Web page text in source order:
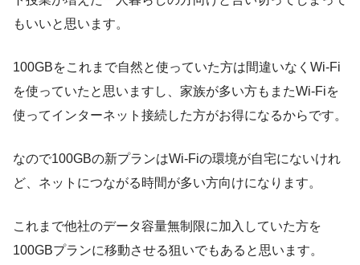
もいいと思います。
100GBをこれまで自然と使っていた方は間違いなくWi-Fi
を使っていたと思いますし、 家族が多い方もまたWi-Fiを
使ってインターネット接続した方がお得になるからです。
なので100GBの新プランはWi-Fiの環境が自宅にないけれ
ど、ネットにつながる時間が多い方向けになります。
これまで他社のデータ容量無制限に加入していた方を
100GBプランに移動させる狙いでもあると思います。